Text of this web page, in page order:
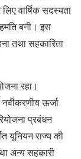
वार्षिक सदस्यता
बनी। इस
तथा सहकारिता
रहा।
ऊर्जा
प्रबंधन
यूनियन राज्य की
अन्य सहकारी